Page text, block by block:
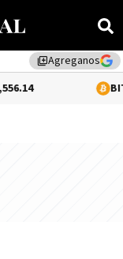
library_addAgreganos
1.08%